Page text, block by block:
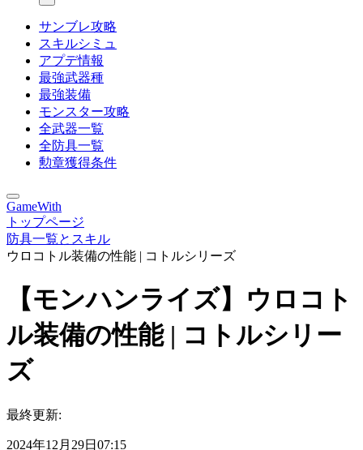
サンブレ攻略
スキルシミュ
アプデ情報
最強武器種
最強装備
モンスター攻略
全武器一覧
全防具一覧
勲章獲得条件
GameWith
トップページ
防具一覧とスキル
ウロコトル装備の性能 | コトルシリーズ
【モンハンライズ】ウロコト
ル装備の性能 | コトルシリー
ズ
最終更新:
2024年12月29日07:15